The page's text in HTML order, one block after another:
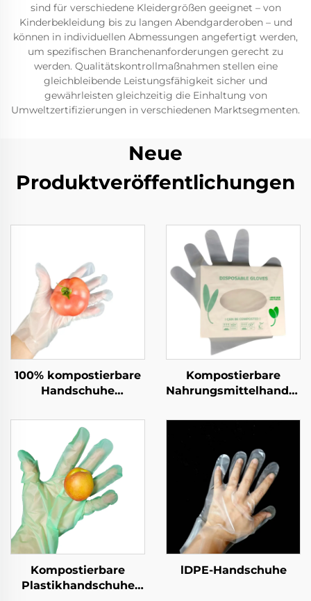
sind für verschiedene Kleidergrößen geeignet – von
Kinderbekleidung bis zu langen Abendgarderoben – und
können in individuellen Abmessungen angefertigt werden,
um spezifischen Branchenanforderungen gerecht zu
werden. Qualitätskontrollmaßnahmen stellen eine
gleichbleibende Leistungsfähigkeit sicher und
gewährleisten gleichzeitig die Einhaltung von
Umweltzertifizierungen in verschiedenen Marktsegmenten.
Neue
Produktveröffentlichungen
100% kompostierbare
Handschuhe
kompostierbar aus
PLA PBAT Maisstärke-
Material
Kompostierbare
kompostierbar aus
Material
Kompostierbare
Plastikhandschuhe
lDPE-Handschuhe